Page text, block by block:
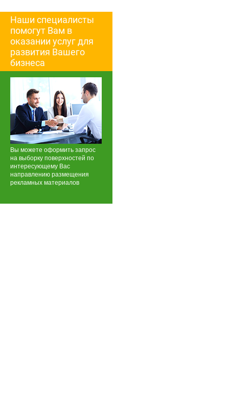
Наши специалисты
помогут Вам в
оказании услуг для
развития Вашего
бизнеса
Вы можете оформить запрос
на выборку поверхностей по
интересующему Вас
направлению размещения
рекламных материалов